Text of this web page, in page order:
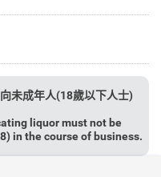
未成年人(18歲以下人士)
liquor must not be
in the course of business.